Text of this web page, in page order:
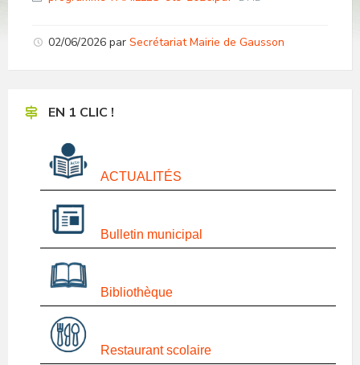
02/06/2026 par Secrétariat Mairie de Gausson
EN 1 CLIC !
ACTUALITÉS
Bulletin municipal
Bibliothèque
Restaurant scolaire